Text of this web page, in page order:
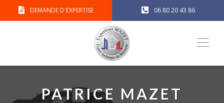
DEMANDE D'EXPERTISE 06 80 20 43 86
PATRICE MAZET